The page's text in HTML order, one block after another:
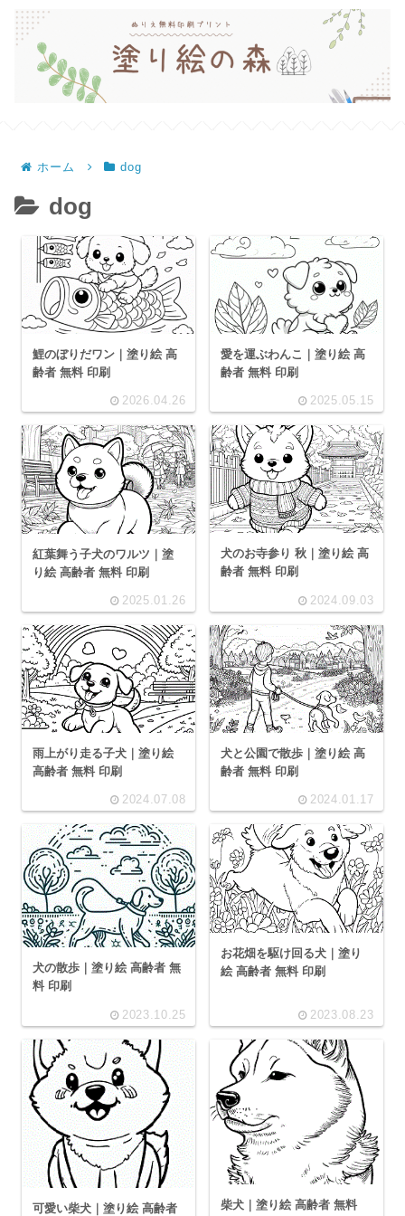
ホーム dog
dog
鯉のぼりだワン｜塗り絵 高
齢者 無料 印刷
2026.04.26
愛を運ぶわんこ｜塗り絵 高
齢者 無料 印刷
2025.05.15
紅葉舞う子犬のワルツ｜塗
り絵 高齢者 無料 印刷
2025.01.26
犬のお寺参り 秋｜塗り絵 高
齢者 無料 印刷
2024.09.03
雨上がり走る子犬｜塗り絵
高齢者 無料 印刷
2024.07.08
犬と公園で散歩｜塗り絵 高
齢者 無料 印刷
2024.01.17
犬の散歩｜塗り絵 高齢者 無
料 印刷
2023.10.25
お花畑を駆け回る犬｜塗り
絵 高齢者 無料 印刷
2023.08.23
可愛い柴犬｜塗り絵 高齢者
柴犬｜塗り絵 高齢者 無料